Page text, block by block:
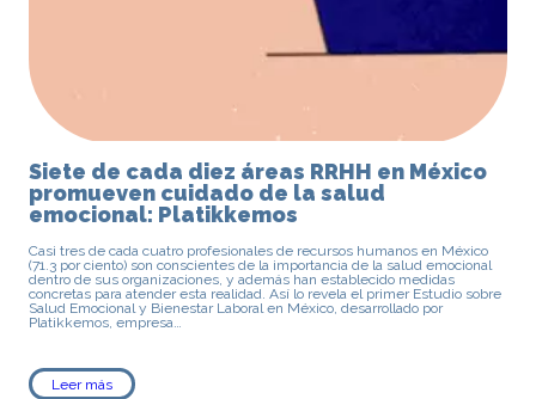
Siete de cada diez áreas RRHH en México
promueven cuidado de la salud
emocional: Platikkemos
Casi tres de cada cuatro profesionales de recursos humanos en México
(71.3 por ciento) son conscientes de la importancia de la salud emocional
dentro de sus organizaciones, y además han establecido medidas
concretas para atender esta realidad. Así lo revela el primer Estudio sobre
Salud Emocional y Bienestar Laboral en México, desarrollado por
Platikkemos, empresa…
Leer más